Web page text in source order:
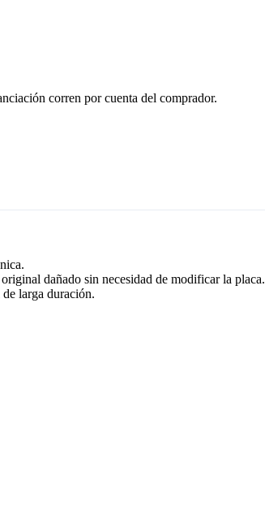
corren por cuenta del comprador.
dañado sin necesidad de modificar la placa.
larga duración.